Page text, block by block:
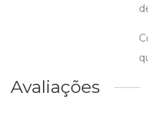
Avaliações